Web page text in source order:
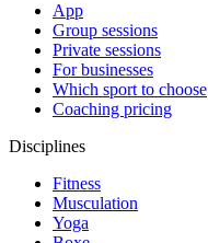
App
Group sessions
Private sessions
For businesses
Which sport to choose
Coaching pricing
Disciplines
Fitness
Musculation
Yoga